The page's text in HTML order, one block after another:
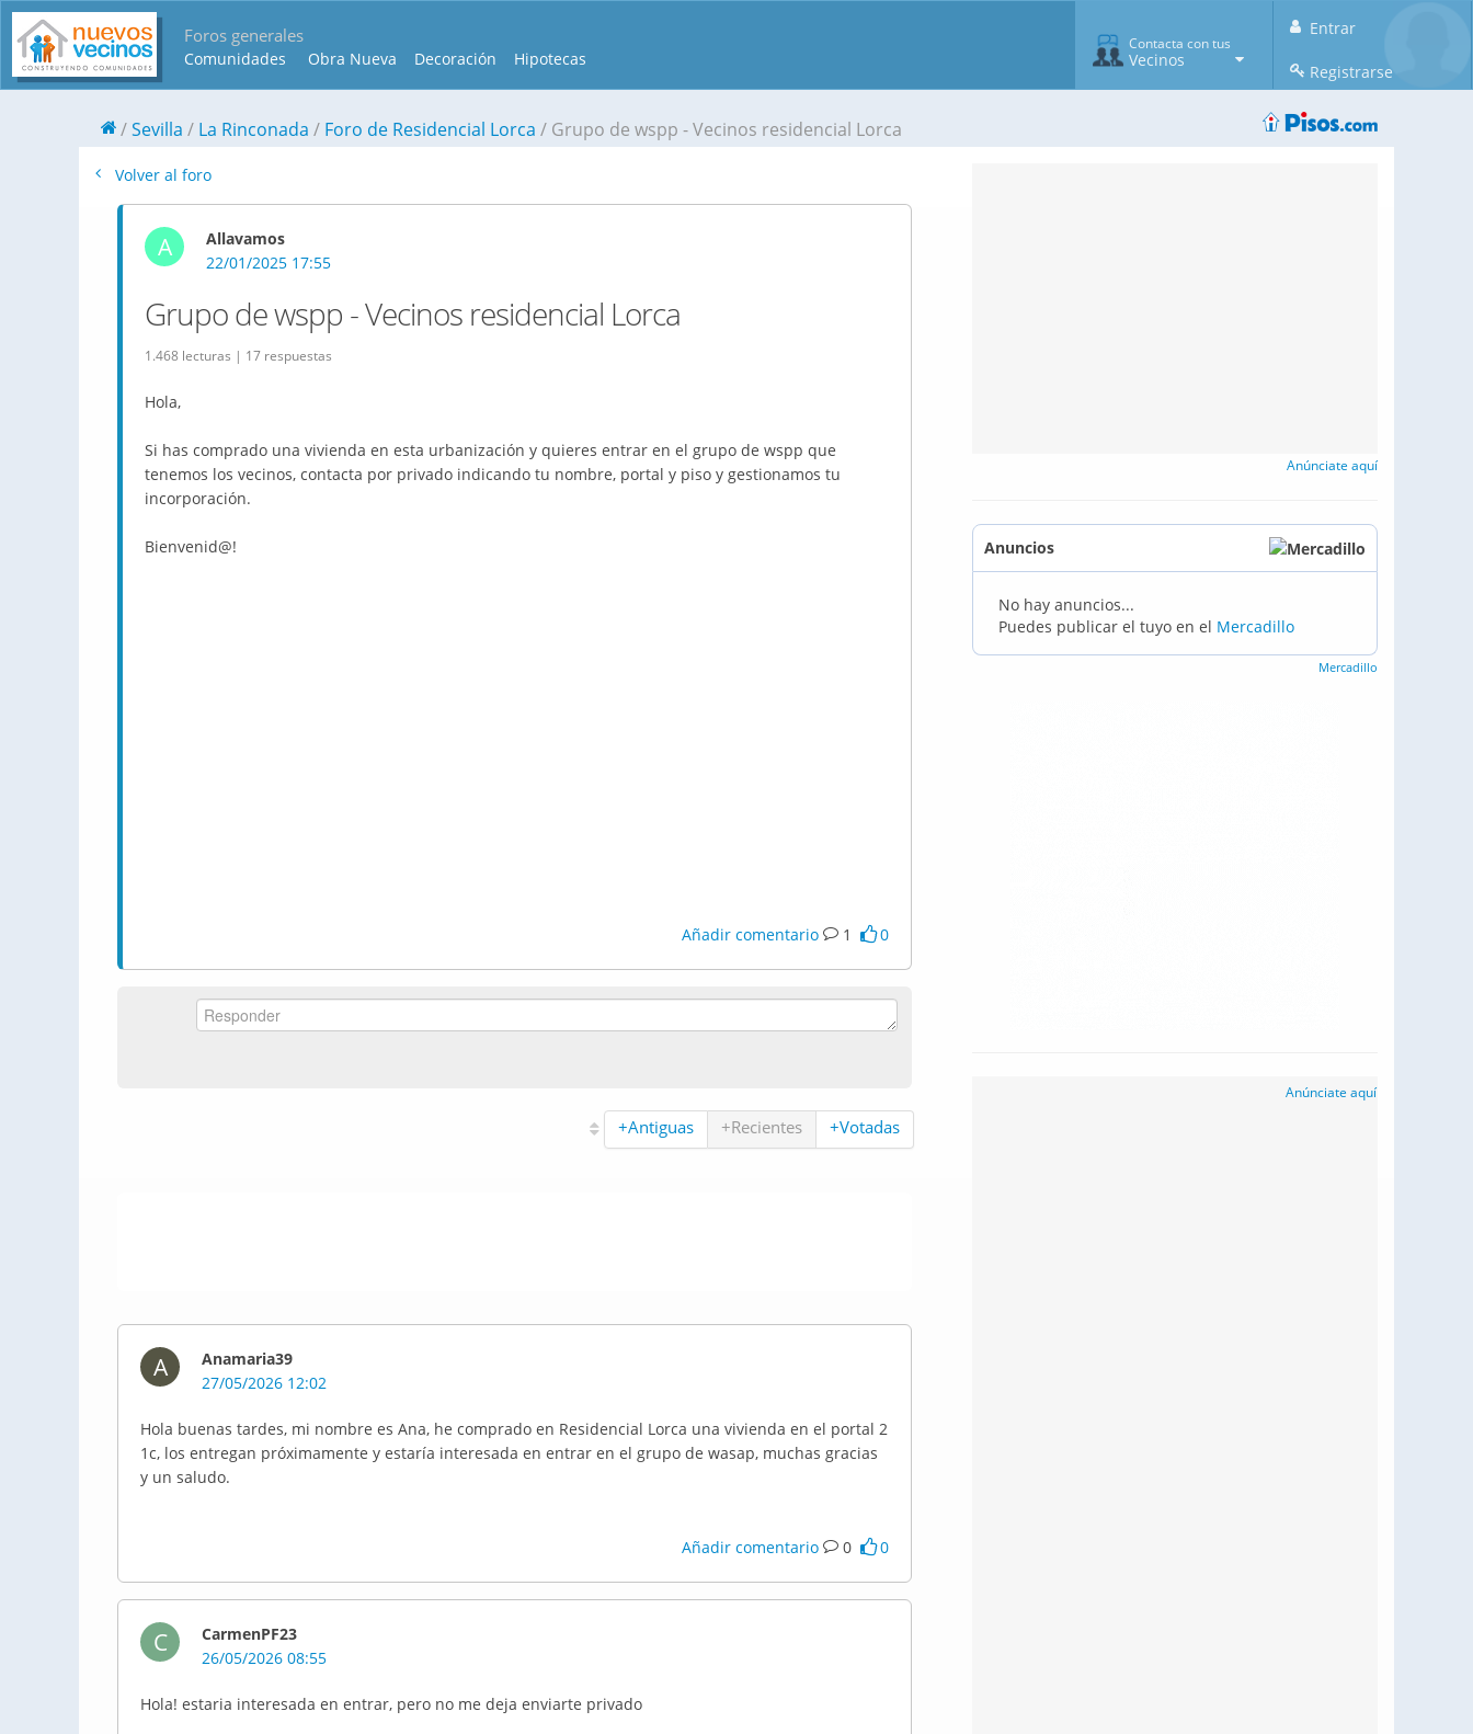
Foros generales
Comunidades Obra Nueva Decoración Hipotecas
Entrar
Registrarse
Contacta con tus
Vecinos
Sevilla La Rinconada Foro de Residencial Lorca Grupo de wspp - Vecinos residencial Lorca
Volver al foro
A
Allavamos
22/01/2025 17:55
Grupo de wspp - Vecinos residencial Lorca
1.468 lecturas | 17 respuestas
Hola,
Si has comprado una vivienda en esta urbanización y quieres entrar en el grupo de wspp que
tenemos los vecinos, contacta por privado indicando tu nombre, portal y piso y gestionamos tu
incorporación.
Bienvenid@!
Añadir comentario 1 0
+Antiguas +Recientes +Votadas
A
Anamaria39
27/05/2026 12:02
Hola buenas tardes, mi nombre es Ana, he comprado en Residencial Lorca una vivienda en el portal 2
1c, los entregan próximamente y estaría interesada en entrar en el grupo de wasap, muchas gracias
y un saludo.
Añadir comentario 0 0
C
CarmenPF23
26/05/2026 08:55
Hola! estaria interesada en entrar, pero no me deja enviarte privado
Anúnciate aquí
Anuncios
No hay anuncios...
Puedes publicar el tuyo en el Mercadillo
Mercadillo
Anúnciate aquí